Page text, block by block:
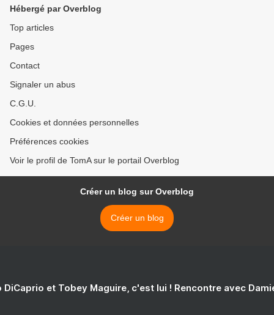
Hébergé par Overblog
Top articles
Pages
Contact
Signaler un abus
C.G.U.
Cookies et données personnelles
Préférences cookies
Voir le profil de TomA sur le portail Overblog
Créer un blog sur Overblog
Créer un blog
DiCaprio et Tobey Maguire, c'est lui ! Rencontre avec